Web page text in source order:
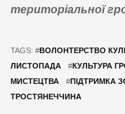
територіальної
TAGS: #ВОЛОНТЕРСТВО
ЛИСТОПАДА
#КУЛЬТУРА
МИСТЕЦТВА
#ПІДТРИМКА
ТРОСТЯНЕЧЧИНА